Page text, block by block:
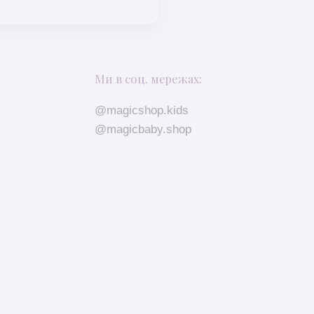
Ми в соц. мережах:
@magicshop.kids
@magicbaby.shop